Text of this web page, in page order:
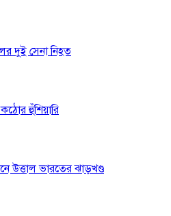
দুই সেনা নিহত
হুঁশিয়ারি
উত্তাল ভারতের ঝাড়খণ্ড